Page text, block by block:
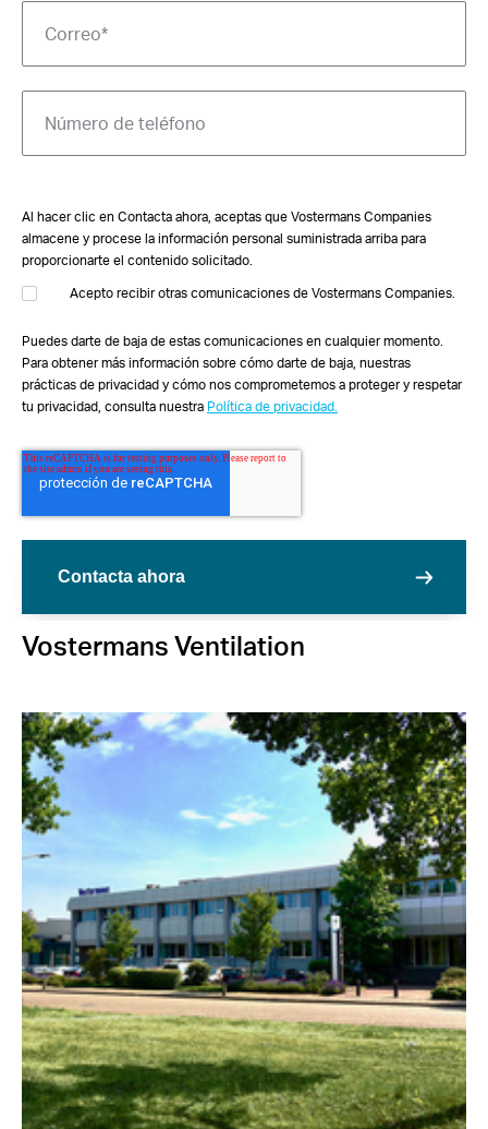
Al hacer clic en Contacta ahora, aceptas que Vostermans Companies
almacene y procese la información personal suministrada arriba para
proporcionarte el contenido solicitado.
Acepto recibir otras comunicaciones de Vostermans Companies.
Puedes darte de baja de estas comunicaciones en cualquier momento.
Para obtener más información sobre cómo darte de baja, nuestras
prácticas de privacidad y cómo nos comprometemos a proteger y respetar
tu privacidad, consulta nuestra Política de privacidad.
Vostermans Ventilation